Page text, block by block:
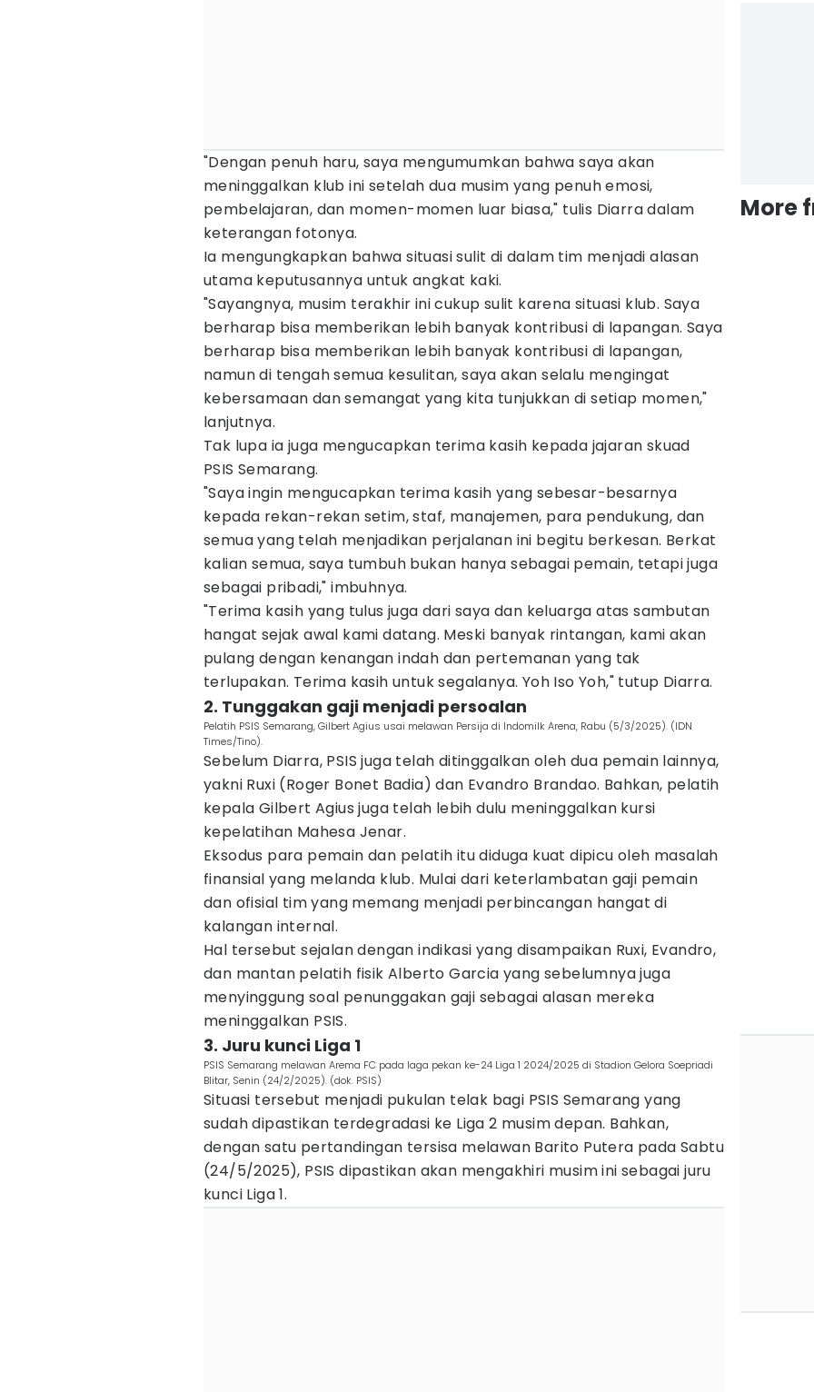
"Dengan penuh haru, saya mengumumkan bahwa saya akan
meninggalkan klub ini setelah dua musim yang penuh emosi,
pembelajaran, dan momen-momen luar biasa," tulis Diarra dalam
keterangan fotonya.
Ia mengungkapkan bahwa situasi sulit di dalam tim menjadi alasan
utama keputusannya untuk angkat kaki.
"Sayangnya, musim terakhir ini cukup sulit karena situasi klub. Saya
berharap bisa memberikan lebih banyak kontribusi di lapangan. Saya
berharap bisa memberikan lebih banyak kontribusi di lapangan,
namun di tengah semua kesulitan, saya akan selalu mengingat
kebersamaan dan semangat yang kita tunjukkan di setiap momen,"
lanjutnya.
Tak lupa ia juga mengucapkan terima kasih kepada jajaran skuad
PSIS Semarang.
"Saya ingin mengucapkan terima kasih yang sebesar-besarnya
kepada rekan-rekan setim, staf, manajemen, para pendukung, dan
semua yang telah menjadikan perjalanan ini begitu berkesan. Berkat
kalian semua, saya tumbuh bukan hanya sebagai pemain, tetapi juga
sebagai pribadi," imbuhnya.
"Terima kasih yang tulus juga dari saya dan keluarga atas sambutan
hangat sejak awal kami datang. Meski banyak rintangan, kami akan
pulang dengan kenangan indah dan pertemanan yang tak
terlupakan. Terima kasih untuk segalanya. Yoh Iso Yoh," tutup Diarra.
2. Tunggakan gaji menjadi persoalan
Pelatih PSIS Semarang, Gilbert Agius usai melawan Persija di Indomilk Arena, Rabu (5/3/2025). (IDN
Times/Tino).
Sebelum Diarra, PSIS juga telah ditinggalkan oleh dua pemain lainnya,
yakni Ruxi (Roger Bonet Badia) dan Evandro Brandao. Bahkan, pelatih
kepala Gilbert Agius juga telah lebih dulu meninggalkan kursi
kepelatihan Mahesa Jenar.
Eksodus para pemain dan pelatih itu diduga kuat dipicu oleh masalah
finansial yang melanda klub. Mulai dari keterlambatan gaji pemain
dan ofisial tim yang memang menjadi perbincangan hangat di
kalangan internal.
Hal tersebut sejalan dengan indikasi yang disampaikan Ruxi, Evandro,
dan mantan pelatih fisik Alberto Garcia yang sebelumnya juga
menyinggung soal penunggakan gaji sebagai alasan mereka
meninggalkan PSIS.
3. Juru kunci Liga 1
PSIS Semarang melawan Arema FC pada laga pekan ke-24 Liga 1 2024/2025 di Stadion Gelora Soepriadi
Blitar, Senin (24/2/2025). (dok. PSIS)
Situasi tersebut menjadi pukulan telak bagi PSIS Semarang yang
sudah dipastikan terdegradasi ke Liga 2 musim depan. Bahkan,
dengan satu pertandingan tersisa melawan Barito Putera pada Sabtu
(24/5/2025), PSIS dipastikan akan mengakhiri musim ini sebagai juru
kunci Liga 1.
More